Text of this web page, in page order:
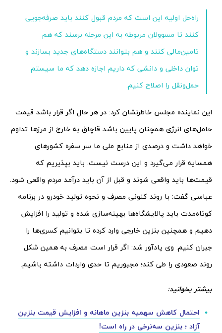
راه‌‌‌‌‌‌‌حل اولیه این است که مردم قبول کنند باید صرفه‌‌‌‌‌‌‌جویی
کنند تا مسوولان مربوطه به این مرحله برسند که هم
تامین‌مالی کنند و هم بتوانند دستگاه‌های جدید بسازند و
توان داخلی و دانشی که داریم اجازه دهد که ما سیستم
حمل‌ونقل را اصلاح کنیم.
این نماینده مجلس خاطرنشان کرد: در هر حال اگر قرار باشد قیمت
حامل‌‌‌‌‌‌‌های انرژی همچنان پایین باشد قاچاق به خارج از مرزها تداوم
خواهد داشت و ‌درصدی از منابع ملی ما سر سفره کشورهای
همسایه قرار می‌گیرد و این درست نیست. باید بپذیریم که
قیمت‌ها باید واقعی شوند و قبل از آن باید درآمد مردم واقعی شود.
عباسی گفت: با روند کنونی مصرف و نحوه تولید خودرو در برنامه
کوتاه‌‌‌‌‌‌‌مدت باید پالایشگاه‌ها بهینه‌‌‌‌‌‌‌سازی شده و تولید را افزایش
دهیم و همچنین بنزین خارجی وارد کرده تا بتوانیم کسری‌‌‌‌‌‌‌ها را
جبران کنیم. وی یادآور شد: اگر قرار است مصرف به همین شکل
روند صعودی را طی کند؛ مجبوریم تا حدی واردات داشته باشیم.
بیشتر بخوانید:
احتمال کاهش سهمیه بنزین ماهانه و افزایش قیمت بنزین
آزاد ؛ بنزین سه‌نرخی در راه است!